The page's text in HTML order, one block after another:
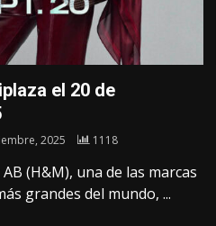
el 20 de
2025 1118
(H&M), una de las marcas
grandes del mundo, ...